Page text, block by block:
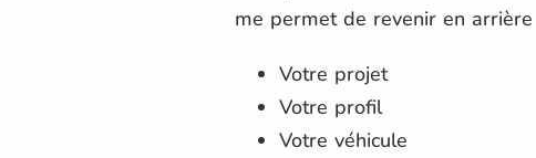
me permet de revenir en arrière
Votre projet
Votre profil
Votre véhicule